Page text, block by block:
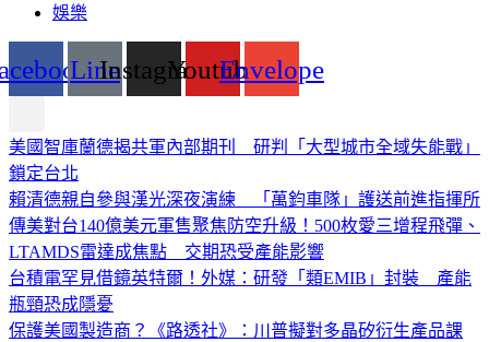
娛樂
LineInstagramYoutubeEnvelope
美國智庫蘭德揭共軍內部期刊 研判「大型城市全域失能戰」
鎖定台北
賴清德親自參與漢光深夜演練 「萬鈞車隊」護送前進指揮所
傳美對台140億美元軍售聚焦防空升級！500枚愛三增程飛彈、
LTAMDS雷達成焦點 交期恐受產能影響
台積電罕見借鏡英特爾！外媒：研發「類EMIB」封裝 產能
瓶頸恐成隱憂
保護美國製造商？《路透社》：川普擬對多晶矽衍生產品課